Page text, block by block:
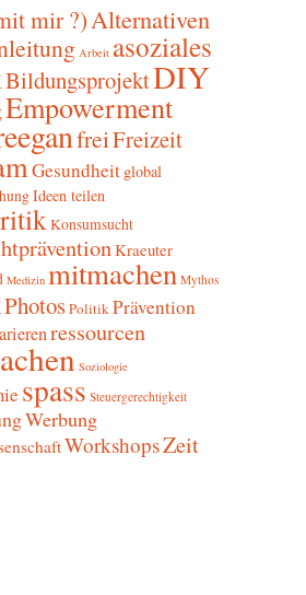
mir ?)Alternativen
Arbeit asoziales
BildungsprojektDIY
Empowerment
freiFreizeit
Gesundheit global
Ideen teilen
Konsumsucht
Kraeuter
Medizin mitmachen Mythos
PhotosPolitikPrävention
ressourcen
Soziologie
spass Steuergerechtigkeit
Werbung
WorkshopsZeit